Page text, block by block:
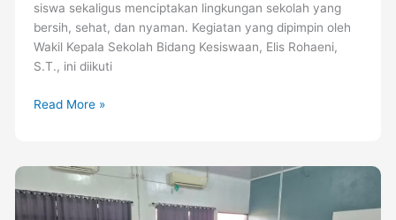
siswa sekaligus menciptakan lingkungan sekolah yang
bersih, sehat, dan nyaman. Kegiatan yang dipimpin oleh
Wakil Kepala Sekolah Bidang Kesiswaan, Elis Rohaeni,
S.T., ini diikuti
Read More »
495
Siswa
SMK